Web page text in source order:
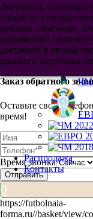
Мячи
Форма на
Турниры
ЧМ
Распродажа
Контакты
Логотипы, спонсоры
только на
рукавах, пояснице,
разработкой
доставкой в любой
дальнего зарубежья
Заказ обратного
Оставьте свой
время!
Время звонка
Отправить
0
https://futbolnaia-
forma.ru//basket/view/